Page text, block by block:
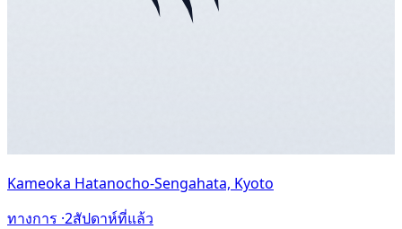
Kameoka Hatanocho-Sengahata, Kyoto
ทางการ ·2สัปดาห์ที่แล้ว